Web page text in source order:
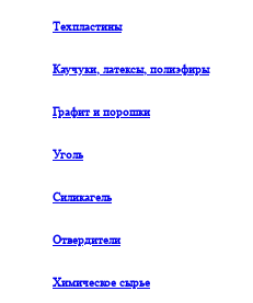
Техпластины
Каучуки, латексы, полиэфиры
Графит и порошки
Уголь
Силикагель
Отвердители
Химическое сырье